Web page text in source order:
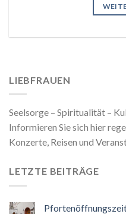
LIEBFRAUEN
Seelsorge – Spiritualität –
Informieren Sie sich hier
Konzerte, Reisen und
LETZTE BEITRÄGE